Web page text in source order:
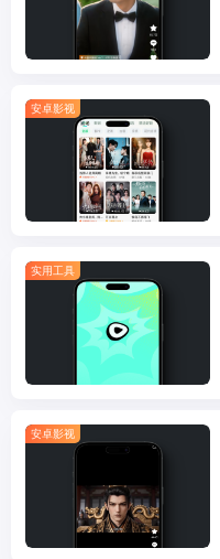
安卓影视
实用工具
安卓影视